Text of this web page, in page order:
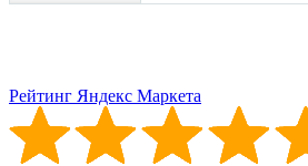
Рейтинг Яндекс Маркета